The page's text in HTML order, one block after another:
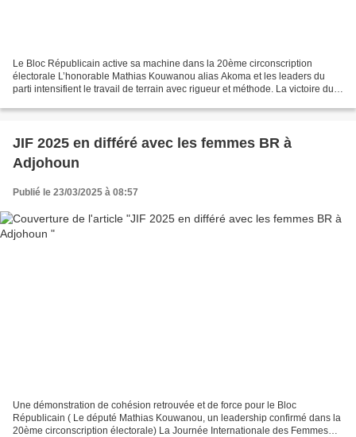
Le Bloc Républicain active sa machine dans la 20ème circonscription
électorale L’honorable Mathias Kouwanou alias Akoma et les leaders du
parti intensifient le travail de terrain avec rigueur et méthode. La victoire du
JIF 2025 en différé avec les femmes BR à
Adjohoun
Publié le 23/03/2025 à 08:57
Une démonstration de cohésion retrouvée et de force pour le Bloc
Républicain ( Le député Mathias Kouwanou, un leadership confirmé dans la
20ème circonscription électorale) La Journée Internationale des Femmes